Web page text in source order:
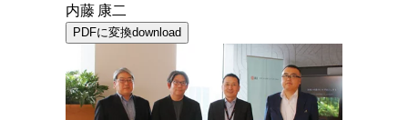
内藤 康二
PDFに変換download